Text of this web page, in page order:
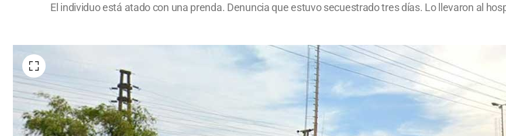
El individuo está atado con una prenda. Denuncia que estuvo secuestrado tres días. Lo llevaron al